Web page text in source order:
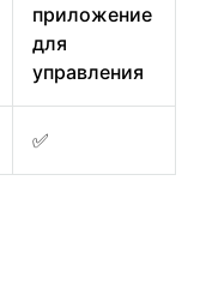
приложение
для
управления
✅